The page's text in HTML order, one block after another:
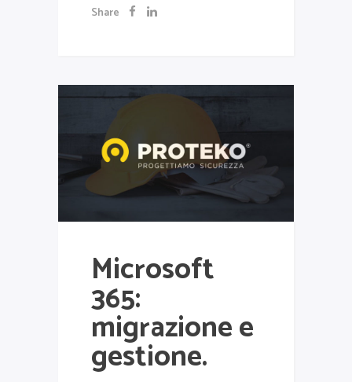
Share
Microsoft
365:
migrazione e
gestione.